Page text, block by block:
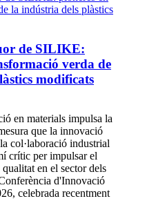
de SILIKE:
verda de
modificats
en materials impulsa la
que la innovació
col·laboració industrial
crític per impulsar el
en el sector dels
d'Innovació
celebrada recentment